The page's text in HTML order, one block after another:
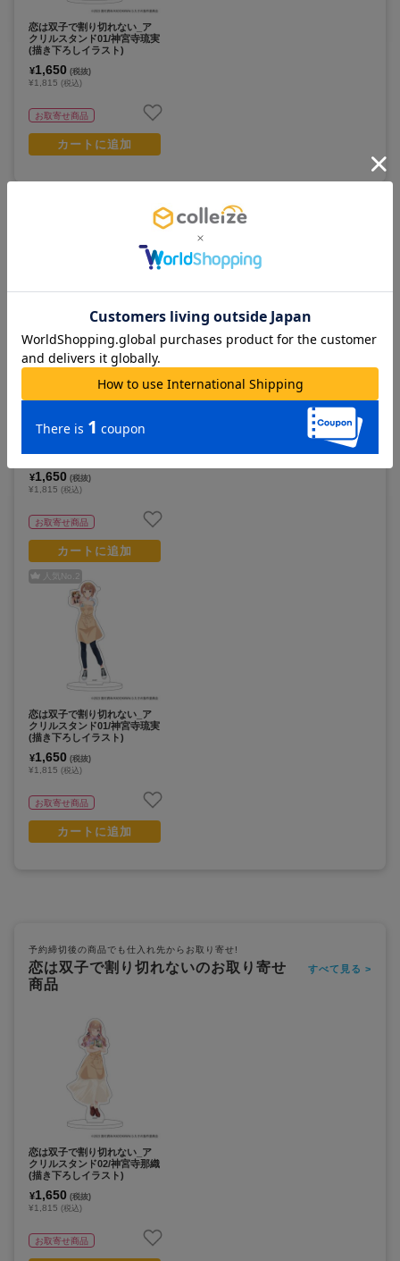
恋は双子で割り切れない_ア
クリルスタンド01/神宮寺琉実
(描き下ろしイラスト)
¥1,650 (税抜)
¥1,815 (税込)
お取寄せ商品
カートに追加
この作品のランキング
人気No.1
恋は双子で割り切れない_ア
(描き下ろしイラスト)
¥1,650 (税抜)
¥1,815 (税込)
お取寄せ商品
カートに追加
人気No. 2
恋は双子で割り切れない_ア
クリルスタンド01/神宮寺琉実
(描き下ろしイラスト)
¥1,650 (税抜)
¥1,815 (税込)
お取寄せ商品
カートに追加
予約締切後の商品でも仕入れ先からお取り寄せ!
恋は双子で割り切れないのお取り寄せ
商品
すべて見る >
恋は双子で割り切れない_ア
クリルスタンド02/神宮寺那織
(描き下ろしイラスト)
¥1,650 (税抜)
¥1,815 (税込)
お取寄せ商品